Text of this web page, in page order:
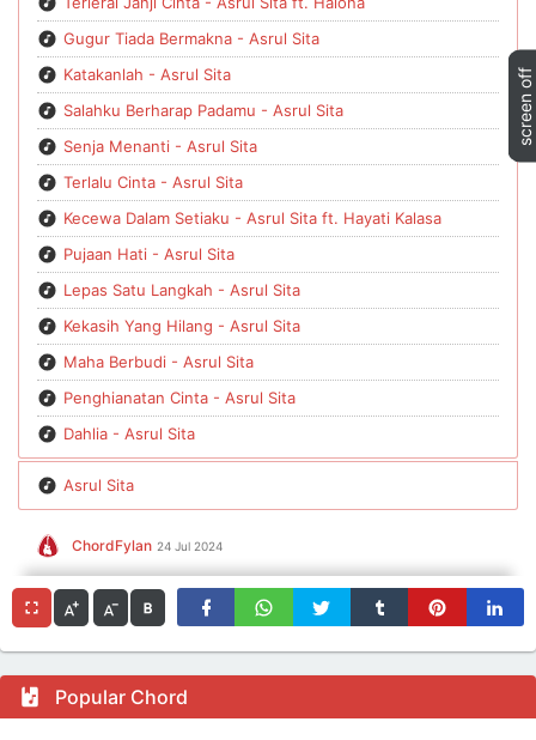
Gugur Tiada Bermakna - Asrul Sita
Katakanlah - Asrul Sita
Salahku Berharap Padamu - Asrul Sita
Senja Menanti - Asrul Sita
Terlalu Cinta - Asrul Sita
Kecewa Dalam Setiaku - Asrul Sita ft. Hayati Kalasa
Pujaan Hati - Asrul Sita
Lepas Satu Langkah - Asrul Sita
Kekasih Yang Hilang - Asrul Sita
Maha Berbudi - Asrul Sita
Penghianatan Cinta - Asrul Sita
Dahlia - Asrul Sita
Asrul Sita
ChordFylan 24 Jul 2024
Popular Chord